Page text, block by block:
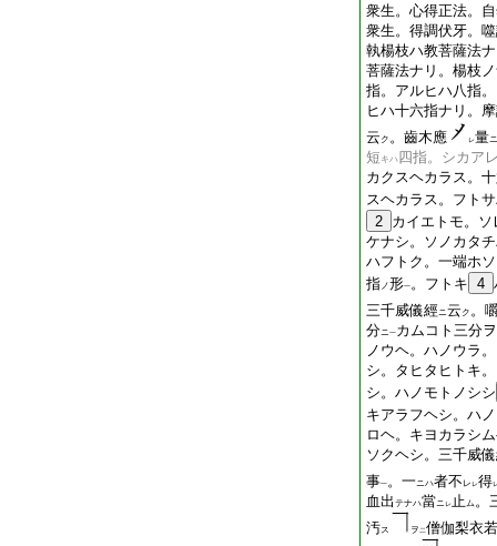
衆生。心得正法。
衆生。得調伏牙。
執楊枝ハ教菩薩法
菩薩法ナリ。楊枝
指。アルヒハ八指
ヒハ十六指ナリ。
云 ク 。齒木應 レ量ニ
短 キハ 四指。シカア
カクスヘカラス。
スヘカラス。フト
2 カイエトモ。ソ
ケナシ。ソノカタ
ハフトク。一端ホ
指ノ形一。フトキ 4
三千威儀經ニ云 ク 。
分ニ一カムコト三分
ノウヘ。ハノウラ
シ。タヒタヒトキ
シ。ハノモトノシシ
キアラフヘシ。ハ
ロヘ。キヨカラシ
ソクヘシ。三千威
事一。一ニハ者不 レ レ得
血出 テナハ當ニレ止ム。
汚ス ヲ 二僧伽梨衣若